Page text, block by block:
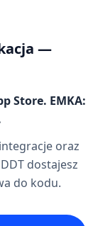
—
Store. EMKA:
oraz
dostajesz
do kodu.